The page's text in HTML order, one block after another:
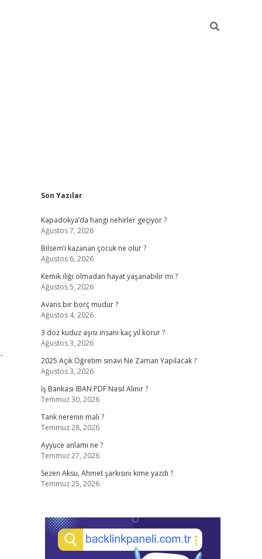
Sidebar
Son Yazılar
Kapadokya’da hangi nehirler geçiyor ?
Ağustos 7, 2026
Bilsem’i kazanan çocuk ne olur ?
Ağustos 6, 2026
Kemik iliği olmadan hayat yaşanabilir mi ?
Ağustos 5, 2026
Avans bir borç mudur ?
Ağustos 4, 2026
3 doz kuduz aşısı insanı kaç yıl korur ?
Ağustos 3, 2026
2025 Açık Öğretim sınavı Ne Zaman Yapılacak ?
Ağustos 3, 2026
İş Bankası IBAN PDF Nasıl Alınır ?
Temmuz 30, 2026
Tank nerenin malı ?
Temmuz 28, 2026
Ayyuce anlamı ne ?
Temmuz 27, 2026
Sezen Aksu, Ahmet şarkısını kime yazdı ?
Temmuz 25, 2026